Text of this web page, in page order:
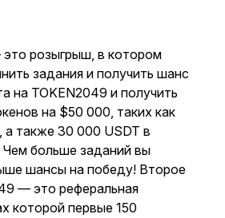
розыгрыш, в котором
задания и получить шанс
на TOKEN2049 и получить
на $50 000, таких как
а также 30 000 USDT в
больше заданий вы
шансы на победу! Второе
— это реферальная
которой первые 150